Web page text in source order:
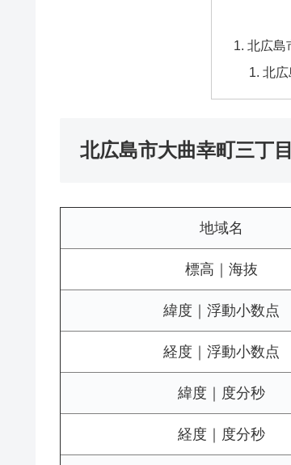
北広島
北
北広島市大曲幸町三丁
地域名
標高｜海抜
緯度｜浮動小数点
経度｜浮動小数点
緯度｜度分秒
経度｜度分秒